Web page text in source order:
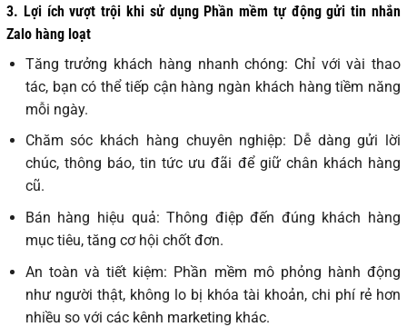
3. Lợi ích vượt trội khi sử dụng Phần mềm tự động gửi tin nhắn
Zalo hàng loạt
Tăng trưởng khách hàng nhanh chóng: Chỉ với vài thao
tác, bạn có thể tiếp cận hàng ngàn khách hàng tiềm năng
mỗi ngày.
Chăm sóc khách hàng chuyên nghiệp: Dễ dàng gửi lời
chúc, thông báo, tin tức ưu đãi để giữ chân khách hàng
cũ.
Bán hàng hiệu quả: Thông điệp đến đúng khách hàng
mục tiêu, tăng cơ hội chốt đơn.
An toàn và tiết kiệm: Phần mềm mô phỏng hành động
như người thật, không lo bị khóa tài khoản, chi phí rẻ hơn
nhiều so với các kênh marketing khác.